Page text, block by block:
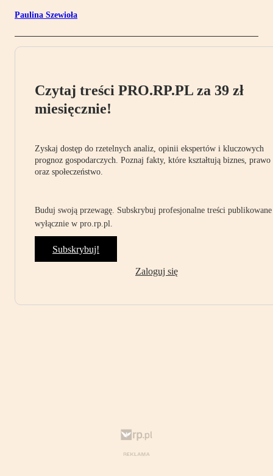
Paulina Szewioła
Czytaj treści PRO.RP.PL za 39 zł
miesięcznie!
Zyskaj dostęp do rzetelnych analiz, opinii ekspertów i kluczowych
prognoz gospodarczych. Poznaj fakty, które kształtują biznes, prawo
oraz społeczeństwo.
Buduj swoją przewagę. Subskrybuj profesjonalne treści publikowane
wyłącznie w pro.rp.pl.
Subskrybuj!
Zaloguj się